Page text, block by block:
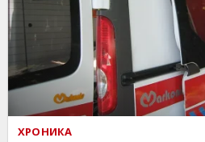
ХРОНИКА